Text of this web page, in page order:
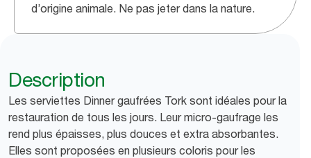
d’origine animale. Ne pas jeter dans la nature.
Description
Les serviettes Dinner gaufrées Tork sont idéales pour la
restauration de tous les jours. Leur micro-gaufrage les
rend plus épaisses, plus douces et extra absorbantes.
Elles sont proposées en plusieurs coloris pour les